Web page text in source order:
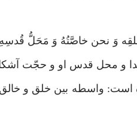
و محل قدس او و حجّت آشكار
واسطه بين خلق و خالق،